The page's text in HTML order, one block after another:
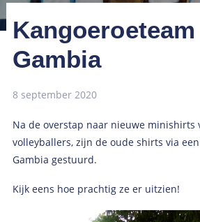
Gambia
8 september 2020
Na de overstap naar nieuwe minishirts
volleyballers, zijn de oude shirts via
Gambia gestuurd.
Kijk eens hoe prachtig ze er uitzien!